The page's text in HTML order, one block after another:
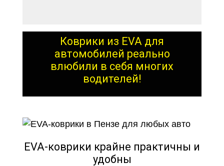
Коврики из EVA для
автомобилей реально
влюбили в себя многих
водителей!
EVA-коврики крайне практичны и
удобны